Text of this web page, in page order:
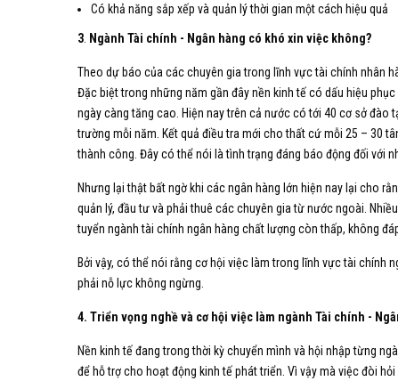
Có khả năng sắp xếp và quản lý thời gian một cách hiệu quả
3 Ngành Tài chính - Ngân hàng có khó xin việc không?
Theo dự báo của các chuyên gia trong lĩnh vực tài chính nhân
Đặc biệt trong những năm gần đây nền kinh tế có dấu hiệu
ngày càng tăng cao. Hiện nay trên cả nước có tới 40 cơ sở đào
trường mỗi năm. Kết quả điều tra mới cho thất cứ mỗi 25 – 30
thành công. Đây có thể nói là tình trạng đáng báo động đối với
Nhưng lại thật bất ngờ khi các ngân hàng lớn hiện nay lại cho
quản lý, đầu tư và phải thuê các chuyên gia từ nước ngoài.
tuyển ngành tài chính ngân hàng chất lượng còn thấp, không
Bởi vậy, có thể nói rằng cơ hội việc làm trong lĩnh vực tài chính
phải nỗ lực không ngừng.
4. Triển vọng nghề và cơ hội việc làm ngành Tài chính -
Nền kinh tế đang trong thời kỳ chuyển mình và hội nhập từng
để hỗ trợ cho hoạt động kinh tế phát triển. Vì vậy mà việc đòi